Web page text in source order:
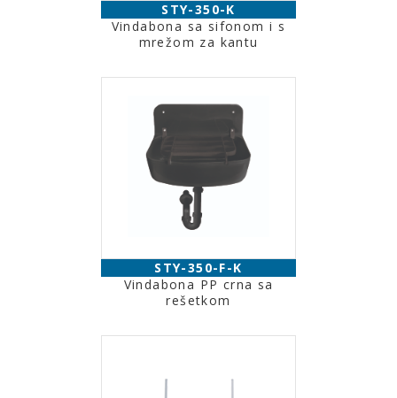
STY-350-K
Vindabona sa sifonom i s
mrežom za kantu
STY-350-F-K
Vindabona PP crna sa
rešetkom